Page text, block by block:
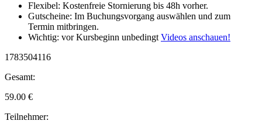
Flexibel: Kostenfreie Stornierung bis 48h vorher.
Gutscheine: Im Buchungsvorgang auswählen und zum
Termin mitbringen.
Wichtig: vor Kursbeginn unbedingt Videos anschauen!
1783504116
Gesamt:
59.00 €
Teilnehmer: